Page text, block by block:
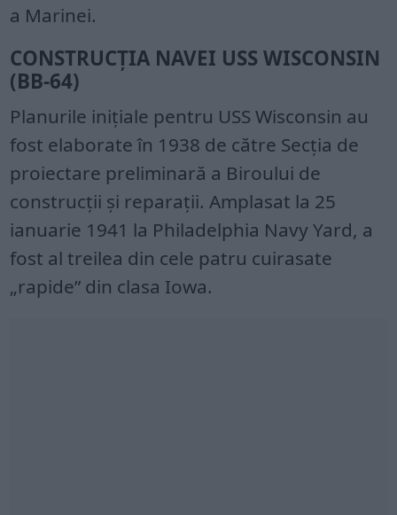
a Marinei.
CONSTRUCȚIA NAVEI USS WISCONSIN
(BB-64)
Planurile inițiale pentru USS Wisconsin au
fost elaborate în 1938 de către Secția de
proiectare preliminară a Biroului de
construcții și reparații. Amplasat la 25
ianuarie 1941 la Philadelphia Navy Yard, a
fost al treilea din cele patru cuirasate
„rapide” din clasa Iowa.